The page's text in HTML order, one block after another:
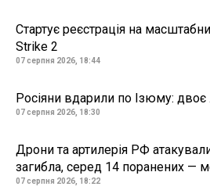
Стартує реєстрація на
Strike 2
07 серпня 2026, 18:44
Росіяни вдарили по Ізюму:
07 серпня 2026, 18:30
Дрони та артилерія РФ
загибла, серед 14 поранених —
07 серпня 2026, 18:22